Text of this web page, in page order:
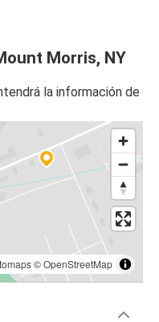
Morris, NY
la información de
©OpenStreetMap